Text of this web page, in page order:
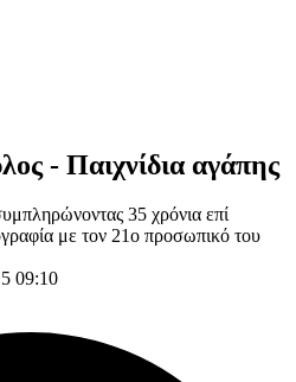
- Παιχνίδια αγάπης
35 χρόνια επί
με τον 21ο προσωπικό του
09:10